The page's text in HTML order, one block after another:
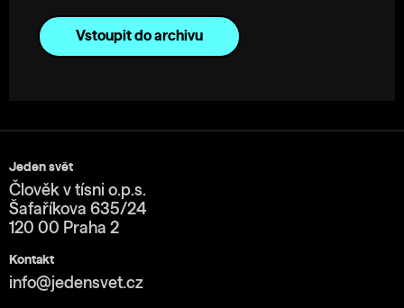
Vstoupit do archivu
Jeden svět
Člověk v tísni o.p.s.
Šafaříkova 635/24
120 00 Praha 2
Kontakt
info@jedensvet.cz